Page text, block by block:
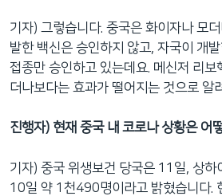
기자) 그렇습니다. 중국은 화이자나 모
발한 백신은 승인하지 않고, 자국이 개
접종만 승인하고 있는데요. 메신저 리보
더나보다는 효과가 떨어지는 것으로 알
진행자) 현재 중국 내 코로나 상황은 어
기자) 중국 위생보건 당국은 11일, 상하
10일 약 1천490명이라고 밝혔습니다.